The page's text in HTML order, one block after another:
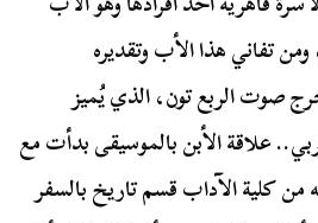
تفاني هذا الأب وتقديره
صوت الربع تون، الذي يُميز
علاقة الأبن بالموسيقى بدأت مع
من كلية الآداب قسم تاريخ بالسفر